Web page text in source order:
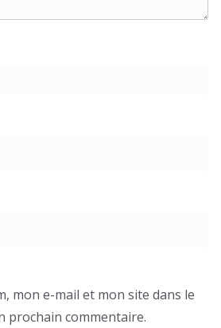
mon e-mail et mon site dans le
prochain commentaire.